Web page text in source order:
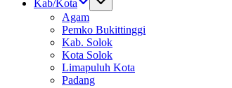
Kab/Kota
Agam
Pemko Bukittinggi
Kab. Solok
Kota Solok
Limapuluh Kota
Padang